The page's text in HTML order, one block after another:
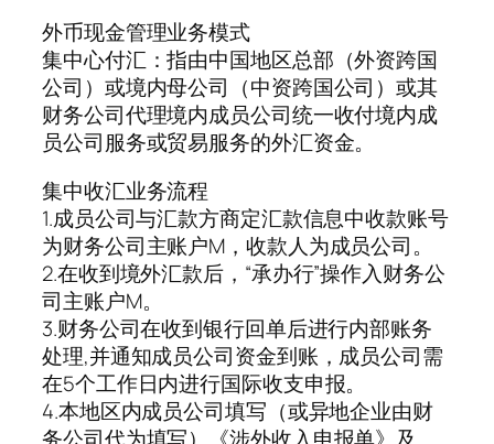
外币现金管理业务模式
集中心付汇：指由中国地区总部（外资跨国
公司）或境内母公司（中资跨国公司）或其
财务公司代理境内成员公司统一收付境内成
员公司服务或贸易服务的外汇资金。
集中收汇业务流程
1.成员公司与汇款方商定汇款信息中收款账号
为财务公司主账户M，收款人为成员公司。
2.在收到境外汇款后，“承办行”操作入财务公
司主账户M。
3.财务公司在收到银行回单后进行内部账务
处理,并通知成员公司资金到账，成员公司需
在5个工作日内进行国际收支申报。
4.本地区内成员公司填写（或异地企业由财